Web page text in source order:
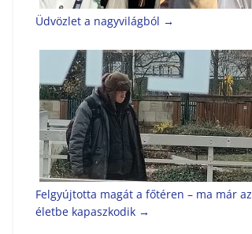
Üdvözlet a nagyvilágból →
Felgyújtotta magát a főtéren – ma már az
életbe kapaszkodik →